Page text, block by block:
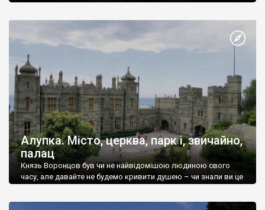
Алупка. Місто, церква, парк і, звичайно,
палац
Князь Воронцов був чи не найвідомішою людиною свого
часу, але давайте не будемо кривити душею – чи знали ви це